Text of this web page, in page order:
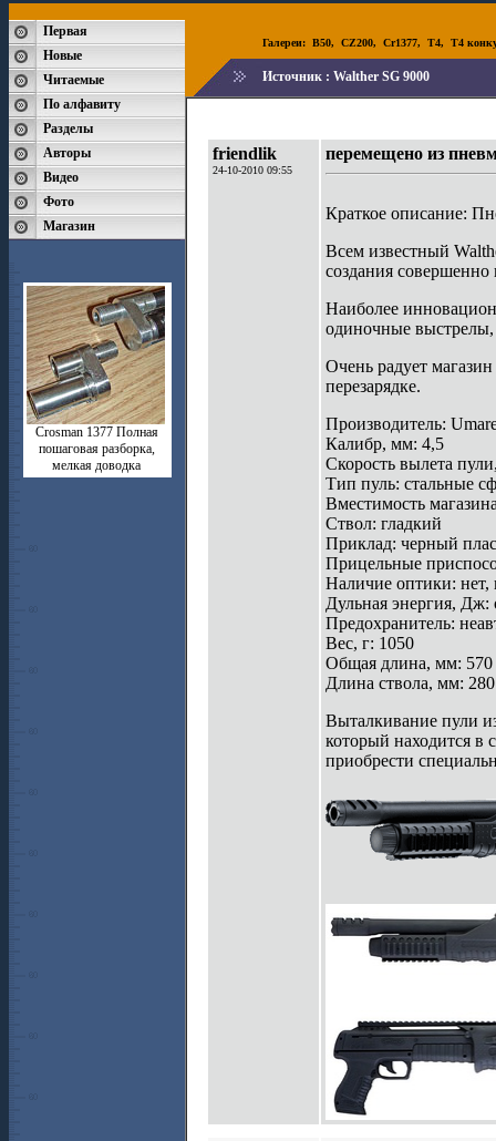
Первая
Новые
Читаемые
По алфавиту
Разделы
Авторы
Видео
Фото
Магазин
Crosman 1377 Полная
пошаговая разборка,
мелкая доводка
Галереи: B50, CZ200, Cr1377, T4, T4
Источник : Walther SG 9000
friendlik
24-10-2010 09:55
перемещено из
Краткое описание:
Всем известный
создания совершенно
Наиболее
одиночные
Очень радует
перезарядке.
Производитель:
Калибр, мм: 4,5
Скорость вылета
Тип пуль: стальные
Вместимость
Ствол: гладкий
Приклад: черный
Прицельные
Наличие оптики:
Дульная энергия, Дж:
Предохранитель:
Вес, г: 1050
Общая длина, мм: 570
Длина ствола, мм: 280
Выталкивание пули из
который находится в
приобрести